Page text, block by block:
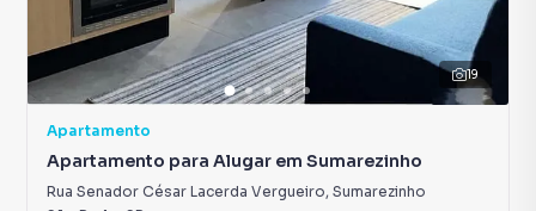
19
Apartamento
Apartamento para Alugar em Sumarezinho
Rua Senador César Lacerda Vergueiro, Sumarezinho